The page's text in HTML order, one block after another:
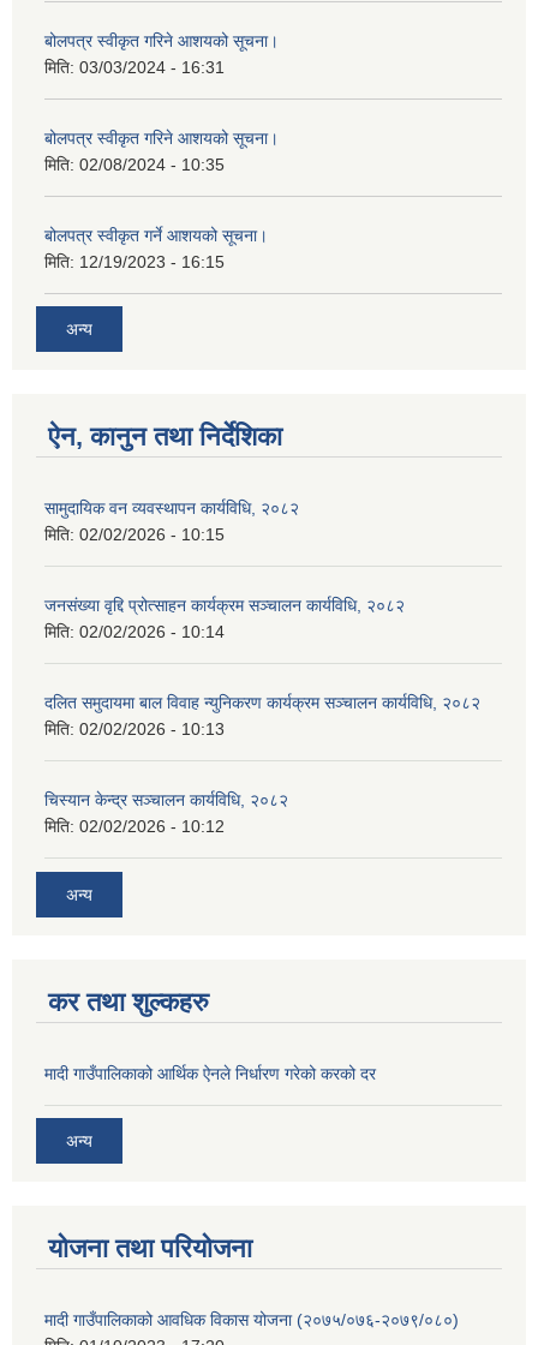
बोलपत्र स्वीकृत गरिने आशयको सूचना।
मिति: 03/03/2024 - 16:31
बोलपत्र स्वीकृत गरिने आशयको सूचना।
मिति: 02/08/2024 - 10:35
बोलपत्र स्वीकृत गर्ने आशयको सूचना।
मिति: 12/19/2023 - 16:15
अन्य
ऐन, कानुन तथा निर्देशिका
सामुदायिक वन व्यवस्थापन कार्यविधि, २०८२
मिति: 02/02/2026 - 10:15
जनसंख्या वृद्दि प्रोत्साहन कार्यक्रम सञ्‍चालन कार्यविधि, २०८२
मिति: 02/02/2026 - 10:14
दलित समुदायमा बाल विवाह न्युनिकरण कार्यक्रम सञ्‍चालन कार्यविधि, २०८२
मिति: 02/02/2026 - 10:13
चिस्यान केन्द्र सञ्‍चालन कार्यविधि, २०८२
मिति: 02/02/2026 - 10:12
अन्य
कर तथा शुल्कहरु
मादी गाउँपालिकाको आर्थिक ऐनले निर्धारण गरेको करको दर
अन्य
योजना तथा परियोजना
मादी गाउँपालिकाको आवधिक विकास योजना (२०७५/०७६-२०७९/०८०)